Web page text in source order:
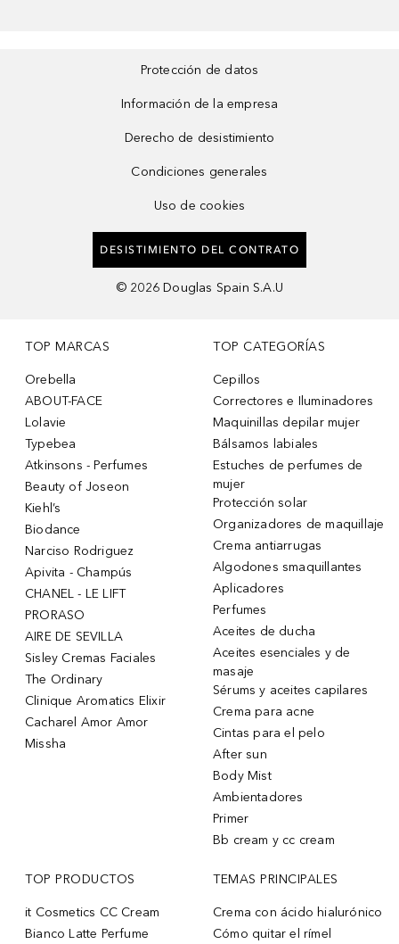
Protección de datos
Información de la empresa
Derecho de desistimiento
Condiciones generales
Uso de cookies
DESISTIMIENTO DEL CONTRATO
© 2026 Douglas Spain S.A.U
TOP MARCAS
Orebella
ABOUT-FACE
Lolavie
Typebea
Atkinsons - Perfumes
Beauty of Joseon
Kiehl’s
Biodance
Narciso Rodriguez
Apivita - Champús
CHANEL - LE LIFT
PRORASO
AIRE DE SEVILLA
Sisley Cremas Faciales
The Ordinary
Clinique Aromatics Elixir
Cacharel Amor Amor
Missha
TOP CATEGORÍAS
Cepillos
Correctores e Iluminadores
Maquinillas depilar mujer
Bálsamos labiales
Estuches de perfumes de
mujer
Protección solar
Organizadores de maquillaje
Crema antiarrugas
Algodones smaquillantes
Aplicadores
Perfumes
Aceites de ducha
Aceites esenciales y de
masaje
Sérums y aceites capilares
Crema para acne
Cintas para el pelo
After sun
Body Mist
Ambientadores
Primer
Bb cream y cc cream
TOP PRODUCTOS
it Cosmetics CC Cream
Bianco Latte Perfume
TEMAS PRINCIPALES
Crema con ácido hialurónico
Cómo quitar el rímel